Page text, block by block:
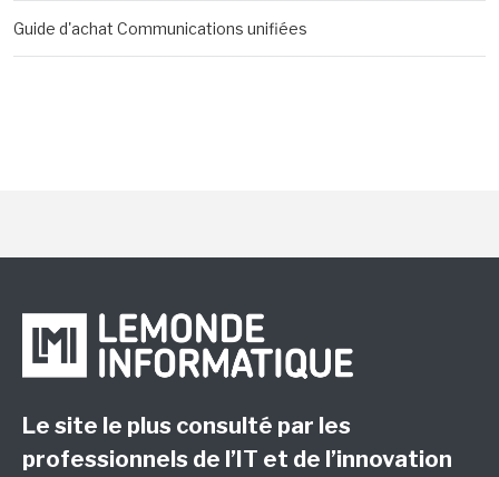
Guide d'achat Communications unifiées
Le site le plus consulté par les
professionnels de l’IT et de l’innovation